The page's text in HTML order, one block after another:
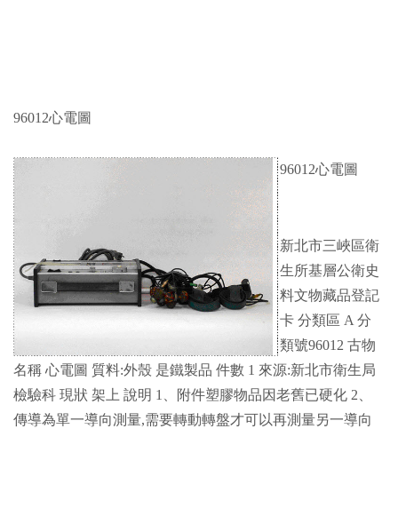
96012心電圖
96012心電圖
新北市三峽區衛
生所基層公衛史
料文物藏品登記
卡 分類區 A 分
類號96012 古物
名稱 心電圖 質料:外殼 是鐵製品 件數 1 來源:新北市衛生局
檢驗科 現狀 架上 說明 1、附件塑膠物品因老舊已硬化 2、
傳導為單一導向測量,需要轉動轉盤才可以再測量另一導向